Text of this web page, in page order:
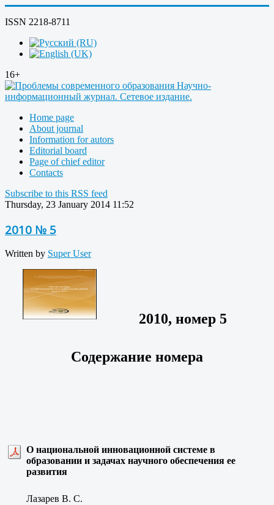
ISSN 2218-8711
16+
Home page
About journal
Information for autors
Editorial board
Page of chief editor
Contacts
Subscribe to this RSS feed
Thursday, 23 January 2014 11:52
2010 № 5
Written by Super User
2010, номер 5
Содержание номера
О национальной инновационной системе в
образовании и задачах научного обеспечения ее
развития
Лазарев В. С.